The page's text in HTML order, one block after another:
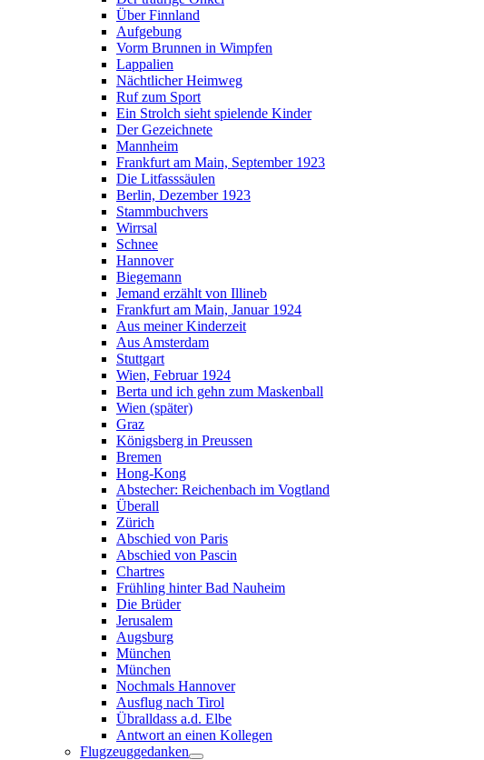
Über Finnland
Aufgebung
Vorm Brunnen in Wimpfen
Lappalien
Nächtlicher Heimweg
Ruf zum Sport
Ein Strolch sieht spielende Kinder
Der Gezeichnete
Mannheim
Frankfurt am Main, September 1923
Die Litfasssäulen
Berlin, Dezember 1923
Stammbuchvers
Wirrsal
Schnee
Hannover
Biegemann
Jemand erzählt von Illineb
Frankfurt am Main, Januar 1924
Aus meiner Kinderzeit
Aus Amsterdam
Stuttgart
Wien, Februar 1924
Berta und ich gehn zum Maskenball
Wien (später)
Graz
Königsberg in Preussen
Bremen
Hong-Kong
Abstecher: Reichenbach im Vogtland
Überall
Zürich
Abschied von Paris
Abschied von Pascin
Chartres
Frühling hinter Bad Nauheim
Die Brüder
Jerusalem
Augsburg
München
München
Nochmals Hannover
Ausflug nach Tirol
Übralldass a.d. Elbe
Antwort an einen Kollegen
Flugzeuggedanken